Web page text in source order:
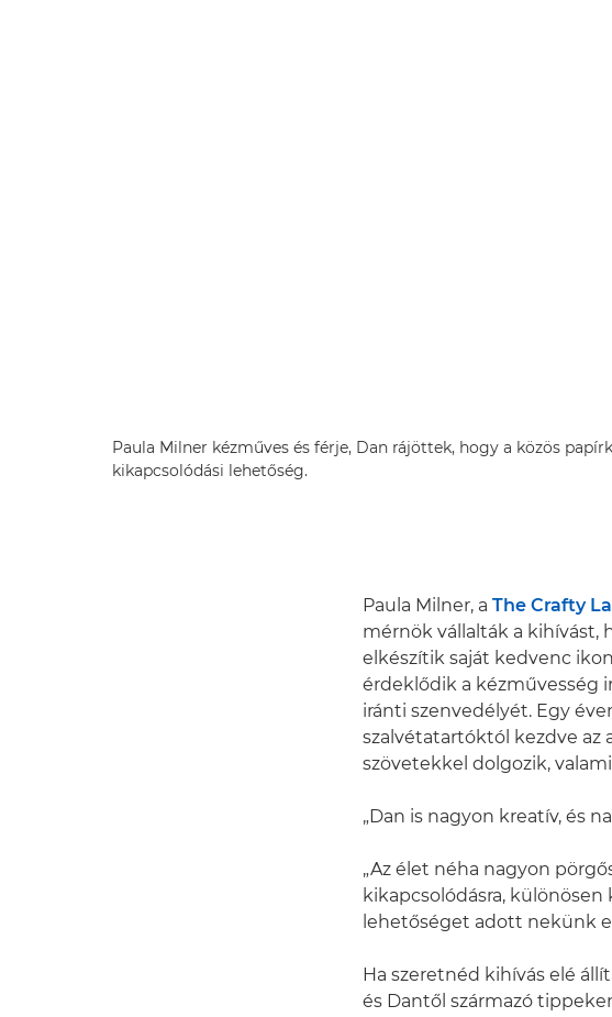
Paula Milner kézműves és férje, Dan rájöttek, hogy a közös
kikapcsolódási lehetőség.
Paula Milner, a The Crafty
mérnök vállalták a kihívást,
elkészítik saját kedvenc
érdeklődik a kézművesség
iránti szenvedélyét. Egy
szalvétatartóktól kezdve az
szövetekkel dolgozik,
„Dan is nagyon kreatív, és
„Az élet néha nagyon
kikapcsolódásra,
lehetőséget adott nekünk
Ha szeretnéd kihívás elé
és Dantől származó